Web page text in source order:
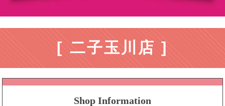
[ 二子玉川店 ]
Shop Information